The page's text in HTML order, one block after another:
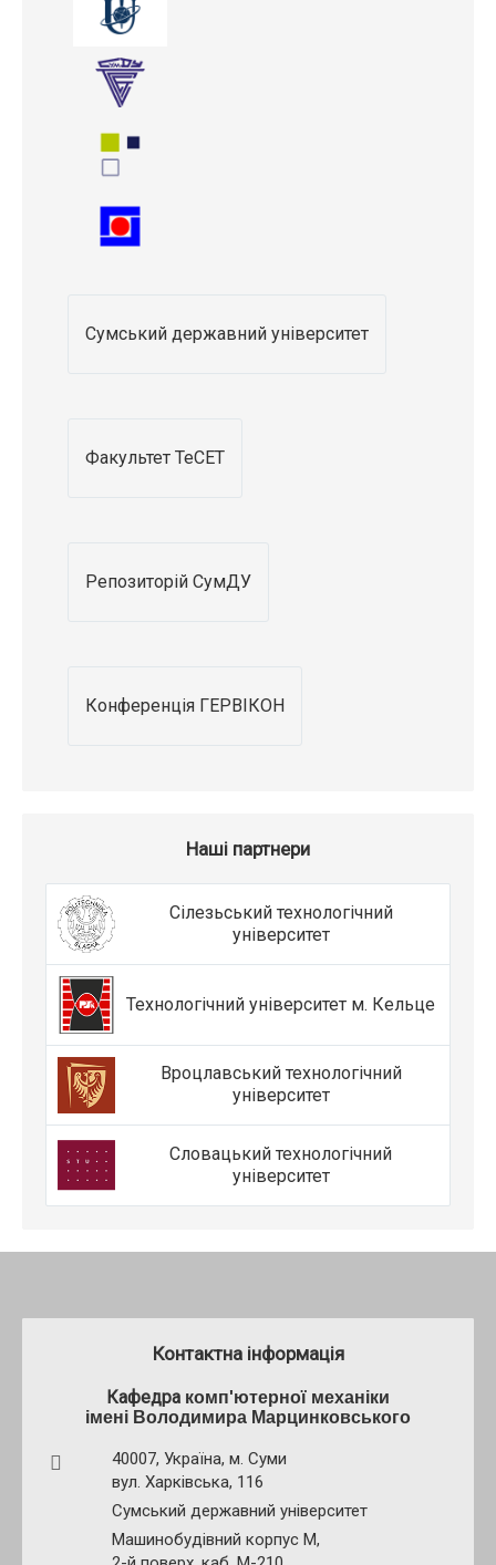
Сумський державний університет
Факультет ТеСЕТ
Репозиторій СумДУ
Конференція ГЕРВІКОН
Наші партнери
Сілезьський технологічний
університет
Технологічний університет м. Кельце
Вроцлавський технологічний
університет
Словацький технологічний
університет
Контактна інформація
Кафедра комп'ютерної механіки
імені Володимира Марцинковського
40007, Україна, м. Суми
вул. Харківська, 116
Сумський державний університет
Машинобудівний корпус М,